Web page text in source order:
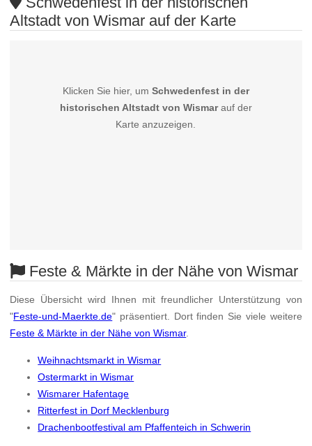
Altstadt von Wismar auf der Karte
Klicken Sie hier, um Schwedenfest in der
historischen Altstadt von Wismarauf der
Karte anzuzeigen.
Feste & Märkte in der Nähe von Wismar
Diese Übersicht wird Ihnen mit freundlicher Unterstützung von
"Feste-und-Maerkte.de" präsentiert. Dort finden Sie viele weitere
Feste & Märkte in der Nähe von Wismar.
Weihnachtsmarkt in Wismar
Ostermarkt in Wismar
Wismarer Hafentage
Ritterfest in Dorf Mecklenburg
Drachenbootfestival am Pfaffenteich in Schwerin